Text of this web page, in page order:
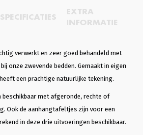
SPECIFICATIES
EXTRA
INFORMATIE
verwerkt en zeer goed behandeld met
onze zwevende bedden. Gemaakt in eigen
een prachtige natuurlijke tekening.
beschikbaar met afgeronde, rechte of
Ook de aanhangtafeltjes zijn voor een
in deze drie uitvoeringen beschikbaar.